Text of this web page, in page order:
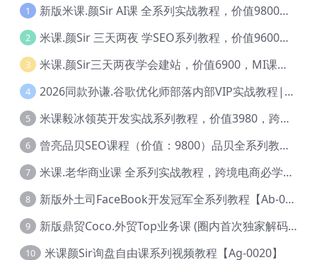
1 新版米课.颜Sir AI课 全系列实战教程，价值9800，跨境首选！【Ag-0052】
2 米课.颜Sir 三天两夜 学SEO系列教程，价值9600元，跨境人都在学 【Ag-0056】
3 米课.颜Sir三天两夜学会建站，价值6900，MI课甄选课程 【Ag-0055】
4 2026同款孙谦.谷歌优化师部落内部VIP实战教程|价值4999元全网独家解码（官方报名版本）【@034】
5 米课毅冰领英开发实战系列教程，价值3980，跨境必选【Ag-0049】
6 曾亮品贝SEO课程（价值：9800）品贝全系列教程 【Ab-0022】
7 米课.老华商业课 全系列实战教程，跨境电商必学，价值16900元【Ag-0053】
8 新版外土司FaceBook开发冠军全系列教程【Ab-0021】
9 新版鼎贸Coco.外贸Top业务课 (圈内首次独家解码|460节课)【Ag-0091】
10 米课颜Sir询盘自由课系列视频教程【Ag-0020】